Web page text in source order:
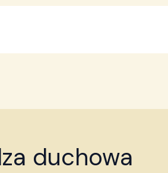
duchowa